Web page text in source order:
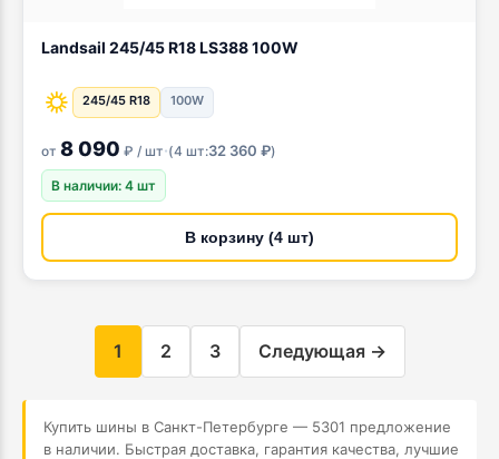
Landsail 245/45 R18 LS388 100W
245/45 R18 100W
от 8 090 ₽ / шт·(4 шт:32 360 ₽)
В наличии: 4 шт
В корзину (4 шт)
1 2 3 Следующая →
Купить шины в Санкт-Петербурге — 5301 предложение
в наличии. Быстрая доставка, гарантия качества, лучшие